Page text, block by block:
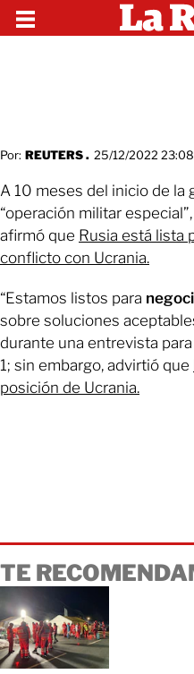
Por: REUTERS . 25/12/2022
A 10 meses del inicio de la
“operación militar
afirmó que Rusia está lista
conflicto con Ucrania.
“Estamos listos para
sobre soluciones
durante una entrevista
1; sin embargo, advirtió que
posición de Ucrania.
TE